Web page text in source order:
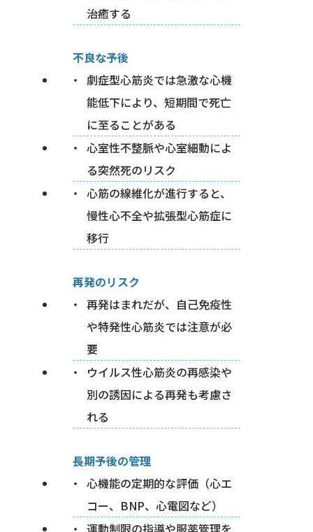
治癒する
不良な予後
劇症型心筋炎では急激な心機
能低下により、短期間で死亡
に至ることがある
心室性不整脈や心室細動によ
る突然死のリスク
心筋の線維化が進行すると、
慢性心不全や拡張型心筋症に
移行
再発のリスク
再発はまれだが、自己免疫性
や特発性心筋炎では注意が必
要
ウイルス性心筋炎の再感染や
別の誘因による再発も考慮さ
れる
長期予後の管理
心機能の定期的な評価（心エ
コー、BNP、心電図など）